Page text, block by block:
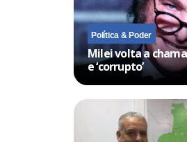
Política & Poder
Milei volta a
e ‘corrupto’